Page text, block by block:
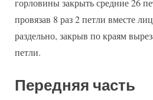
горловины закрыть средние 26
провязав 8 раз 2 петли вместе
раздельно, закрыв по краям
петли.
Передняя часть